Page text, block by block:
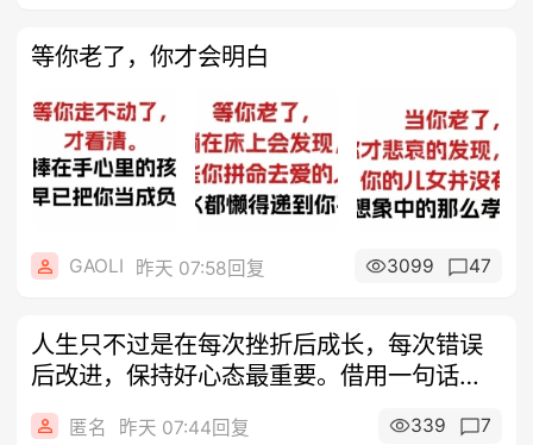
等你老了，你才会明白
GAOLI 昨天 07:58回复 3099 47
人生只不过是在每次挫折后成长，每次错误
后改进，保持好心态最重要。借用一句话：
人要
匿名 昨天 07:44回复 339 7